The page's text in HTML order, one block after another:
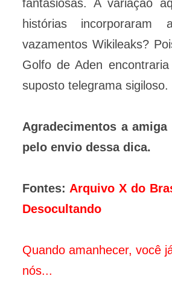
fantasiosas. A variação
histórias
vazamentos Wikileaks?
Golfo de Aden
suposto telegrama sigiloso.
Agradecimentos a amiga
pelo envio dessa dica.
Fontes: Arquivo X do
Desocultando
Quando amanhecer, você
nós...